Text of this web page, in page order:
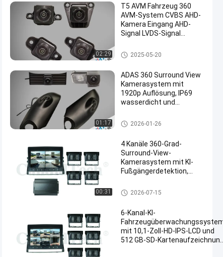
02:29
T5 AVM Fahrzeug 360
AVM-System CVBS AHD-
Kamera Eingang AHD-
Signal LVDS-Signal
360 AVM-SYSTEM
2025-05-20
01:17
ADAS 360 Surround View
Kamerasystem mit
1920p Auflösung, IP69
wasserdicht und
360 AVM-SYSTEM
2026-01-26
00:31
4 Kanäle 360-Grad-
Surround-View-
Kamerasystem mit KI-
Fußgängerdetektion,
Fahrzeug-Grade-
Haltbarkeit
Fahrzeugkameraüberwachung
ssystem
2026-07-15
6-Kanal-KI-
mit 10,1-Zoll-HD-IPS-LCD und
512 GB-SD-